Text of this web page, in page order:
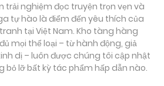
trải nghiệm đọc truyện trọn vẹn và
tự hào là điểm đến yêu thích của
tại Việt Nam. Kho tàng hàng
mọi thể loại – từ hành động, giả
dị – luôn được chúng tôi cập nhật
bỏ lỡ bất kỳ tác phẩm hấp dẫn nào.